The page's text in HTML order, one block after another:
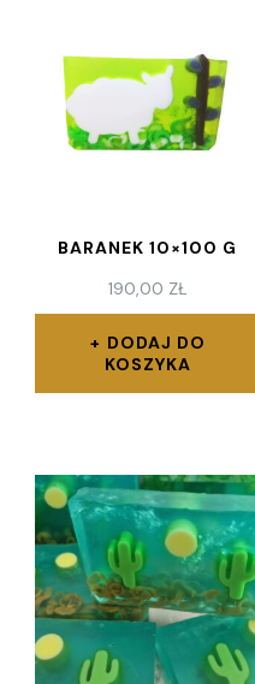
BARANEK 10×100 G
190,00 ZŁ
DODAJ DO
KOSZYKA